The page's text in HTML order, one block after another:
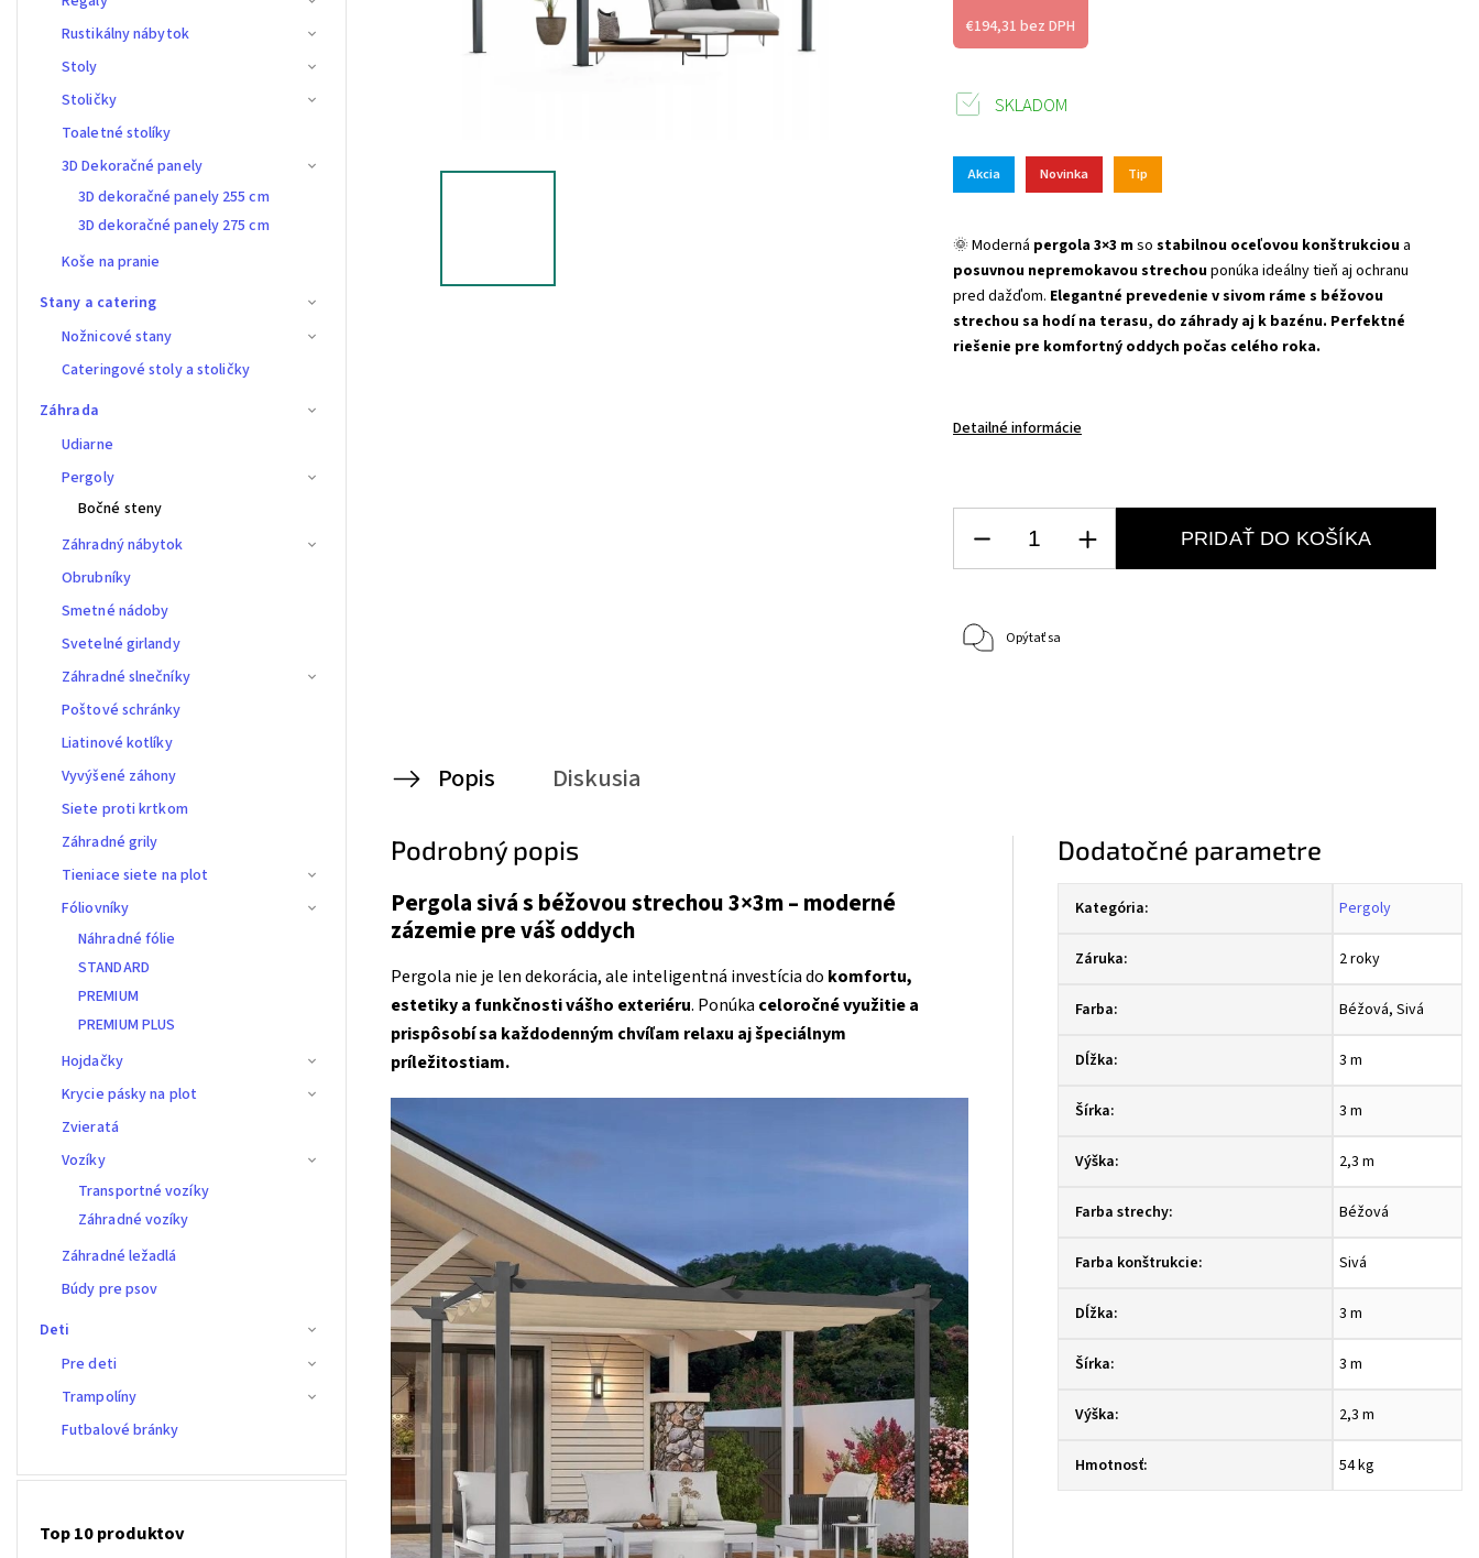
Rustikálny nábytok
Stoly
Stoličky
Toaletné stolíky
3D Dekoračné panely
3D dekoračné panely 255 cm
3D dekoračné panely 275 cm
Koše na pranie
Stany a catering
Nožnicové stany
Cateringové stoly a stoličky
Záhrada
Udiarne
Pergoly
Bočné steny
Záhradný nábytok
Obrubníky
Smetné nádoby
Svetelné girlandy
Záhradné slnečníky
Poštové schránky
Liatinové kotlíky
Vyvýšené záhony
Siete proti krtkom
Záhradné grily
Tieniace siete na plot
Fóliovníky
Náhradné fólie
STANDARD
PREMIUM
PREMIUM PLUS
Hojdačky
Krycie pásky na plot
Zvieratá
Vozíky
Transportné vozíky
Záhradné vozíky
Záhradné ležadlá
Búdy pre psov
Deti
Pre deti
Trampolíny
Futbalové bránky
Top 10 produktov
€194,31 bez DPH
Akcia Novinka Tip
🌞 Moderná pergola 3×3 mso stabilnou oceľovou konštrukciou a
posuvnou nepremokavou strechouponúka ideálny tieň aj ochranu
pred dažďom. Elegantné prevedenie v sivom ráme s béžovou
strechou sa hodí na terasu, do záhrady aj k bazénu. Perfektné
riešenie pre komfortný oddych počas celého roka.
Detailné informácie
SKLADOM
PRIDAŤ DO KOŠÍKA
Opýtať sa
Popis Diskusia
Podrobný popis
Pergola sivá s béžovou strechou 3×3m – moderné
zázemie pre váš oddych
Pergola nie je len dekorácia, ale inteligentná investícia do komfortu,
estetiky a funkčnosti vášho exteriéru. Ponúka celoročné využitie a
prispôsobí sa každodenným chvíľam relaxu aj špeciálnym
príležitostiam.
Dodatočné parametre
Kategória: Pergoly
Záruka: 2 roky
Farba: Béžová, Sivá
Dĺžka: 3 m
Šírka: 3 m
Výška: 2,3 m
Farba strechy: Béžová
Farba konštrukcie: Sivá
Dĺžka: 3 m
Šírka: 3 m
Výška: 2,3 m
Hmotnosť: 54 kg